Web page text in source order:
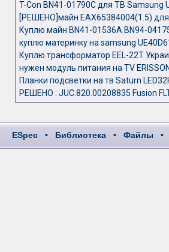
T-Con BN41-01790C для ТВ Samsung
[РЕШЕНО]майн EAX65384004(1.5) для
Куплю майн BN41-01536A BN94-
куплю материнку на samsung
Куплю трансформатор EEL-22T
нужен модуль питания на TV
Планки подсветки на тв Saturn
РЕШЕНО : JUC.820.00208835 Fusion
ESpec • Библиотека • Файлы •